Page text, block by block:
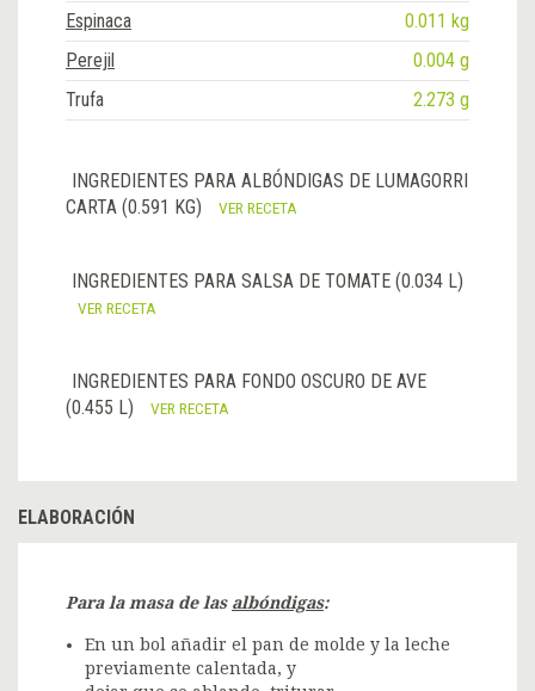
Espinaca
0.011 kg
Perejil
0.004 g
Trufa
2.273 g
INGREDIENTES PARA ALBÓNDIGAS DE LUMAGORRI
CARTA (0.591 KG)
VER RECETA
INGREDIENTES PARA SALSA DE TOMATE (0.034 L)
VER RECETA
INGREDIENTES PARA FONDO OSCURO DE AVE
(0.455 L)
VER RECETA
ELABORACIÓN
Para la masa de las albóndigas:
En un bol añadir el pan de molde y la leche
previamente calentada, y